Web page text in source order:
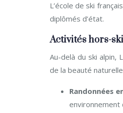
L’école de ski
diplômés d’état.
Activités hors-
Au-delà du ski alpin,
de la beauté
Randonnées
environnement